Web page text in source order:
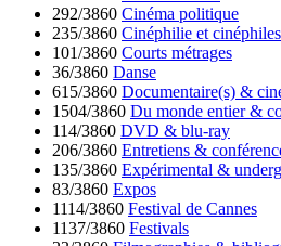
292/3860 Cinéma politique
235/3860 Cinéphilie et cinéphiles
101/3860 Courts métrages
36/3860 Danse
615/3860 Documentaire(s) &
1504/3860 Du monde entier &
114/3860 DVD & blu-ray
206/3860 Entretiens &
135/3860 Expérimental &
83/3860 Expos
1114/3860 Festival de Cannes
1137/3860 Festivals